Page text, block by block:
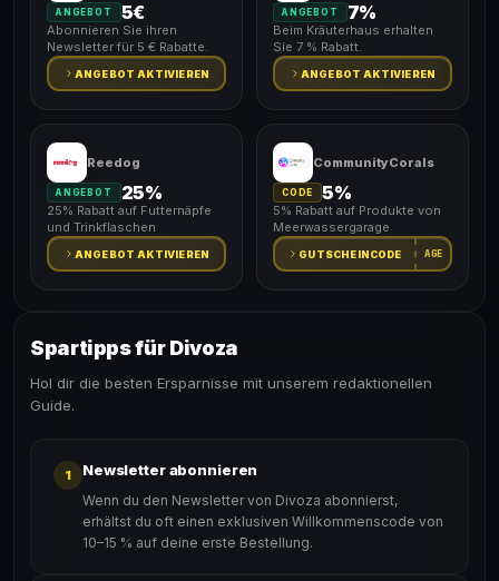
ANGEBOT 5€
Abonnieren Sie ihren
Newsletter für 5 € Rabatte.
ANGEBOT AKTIVIEREN
ANGEBOT 7%
Beim Kräuterhaus erhalten
Sie 7 % Rabatt.
ANGEBOT AKTIVIEREN
Reedog
ANGEBOT 25%
25% Rabatt auf Futternäpfe
und Trinkflaschen
ANGEBOT AKTIVIEREN
CommunityCorals
CODE 5%
5% Rabatt auf Produkte von
Meerwassergarage
GUTSCHEINCODE AGE
Spartipps für Divoza
Hol dir die besten Ersparnisse mit unserem redaktionellen
Guide.
1 Newsletter abonnieren
Wenn du den Newsletter von Divoza abonnierst,
erhältst du oft einen exklusiven Willkommenscode von
10–15 % auf deine erste Bestellung.